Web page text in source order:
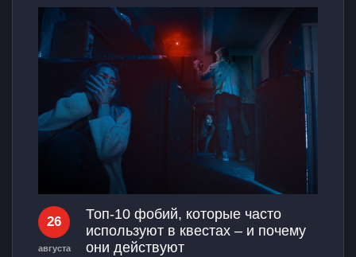
26
августа
Топ-10 фобий, которые часто
используют в квестах – и почему
они действуют